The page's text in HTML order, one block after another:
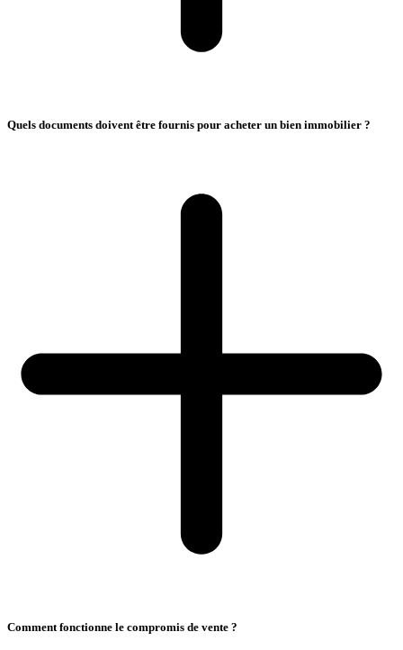
Quels documents doivent être fournis pour acheter un bien immobilier ?
Comment fonctionne le compromis de vente ?